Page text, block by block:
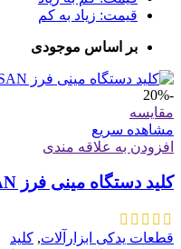
قیمت: زیاد به کم
بر اساس موجودی
-20%
مقایسه
مشاهده سریع
افزودن به علاقه مندی
کلید دستگاه مینی فرز TOSAN توسن مدل 3258
قطعات یدکی ابزارآلات, کلید